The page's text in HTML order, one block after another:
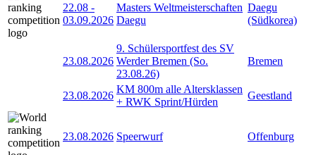
22.08 -
03.09.2026
Masters Weltmeisterschaften
Daegu
Daegu
(Südkorea)
23.08.2026
9. Schülersportfest des SV
Werder Bremen (So.
23.08.26)
Bremen
23.08.2026
KM 800m alle Altersklassen
+ RWK Sprint/Hürden
Geestland
23.08.2026 Speerwurf Offenburg